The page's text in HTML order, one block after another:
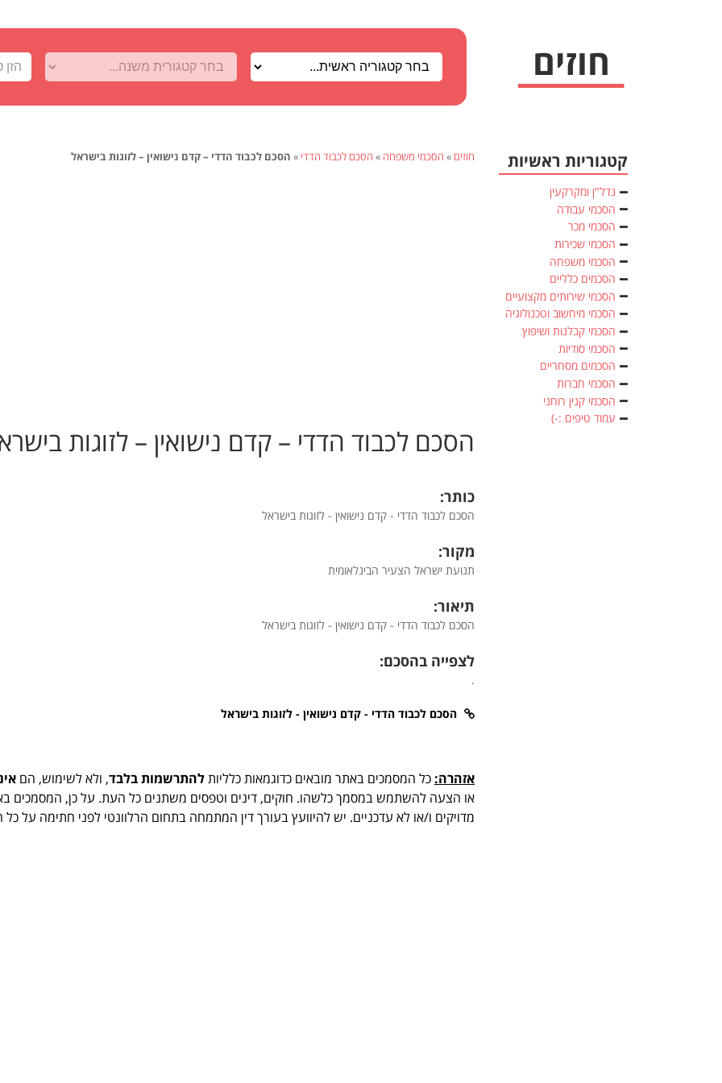
חוזים » הסכמי משפחה » הסכם לכבוד הדדי » הסכם לכבוד הדדי – קדם נישואין – לזוגות בישראל
הסכם לכבוד הדדי – קדם נישואין – לזוגות
כותר:
הסכם לכבוד הדדי - קדם נישואין - לזוגות בישראל
מקור:
תנועת ישראל הצעיר הבינלאומית
תיאור:
הסכם לכבוד הדדי - קדם נישואין - לזוגות בישראל
לצפייה בהסכם:
.
הסכם לכבוד הדדי - קדם נישואין - לזוגות בישראל
אזהרה: כל המסמכים באתר מובאים כדוגמאות כלליותלהתרשמות בלבד, ולא לשימוש, הם
או הצעה להשתמש במסמך כלשהו. חוקים, דינים וטפסים משתנים כל העת. על כן, המסמכים
מדויקים ו/או לא עדכניים. יש להיוועץ בעורך דין המתמחה בתחום הרלוונטי לפני חתימה על
קטגוריות ראשיות
נדל"ן ומקרקעין
הסכמי עבודה
הסכמי מכר
הסכמי שכירות
הסכמי משפחה
הסכמים כלליים
הסכמי שירותים מקצועיים
הסכמי מיחשוב וטכנולוגיה
הסכמי קבלנות ושיפוץ
הסכמי סודיות
הסכמים מסחריים
הסכמי חברות
הסכמי קנין רוחני
עמוד טיפים :-)